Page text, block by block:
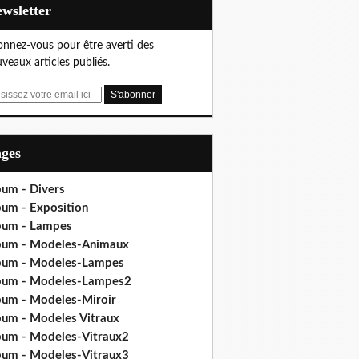
vous pour être averti des
articles publiés.
- Divers
- Exposition
- Lampes
- Modeles-Animaux
- Modeles-Lampes
- Modeles-Lampes2
- Modeles-Miroir
- Modeles Vitraux
- Modeles-Vitraux2
- Modeles-Vitraux3